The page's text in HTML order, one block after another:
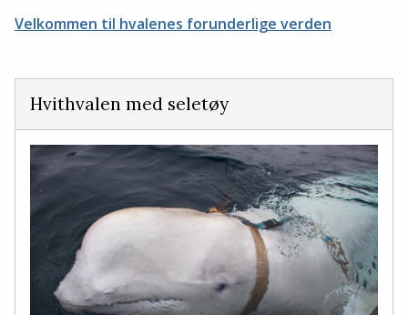
Velkommen til hvalenes forunderlige verden
Hvithvalen med seletøy